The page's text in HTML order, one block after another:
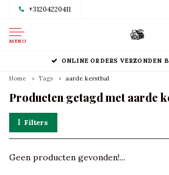
+31204220411
MENU
ONLINE ORDERS VERZONDEN
Home Tags aarde kerstbal
Producten getagd met aarde
Filters
Geen producten gevonden!...